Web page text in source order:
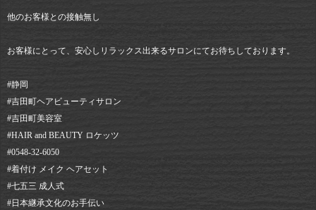
他のお客様との接触無し
お客様にとって、安心しリラックス出来るサロンにてお待ちしております。
#静岡⠀
#吉田町ヘアビューティサロン⠀
#吉田町美容室⠀
#HAIR and BEAUTY ロケッツ⠀
#0548-32-6050⠀
#着付け メイク ヘアセット⠀
#七五三 成人式⠀
#日本継承文化のお手伝い⠀